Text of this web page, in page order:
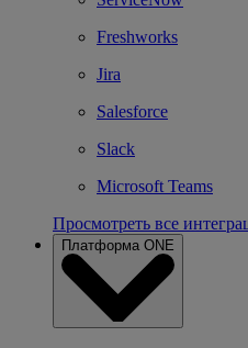
Freshworks
Jira
Salesforce
Slack
Microsoft Teams
Просмотреть все
Платформа ONE